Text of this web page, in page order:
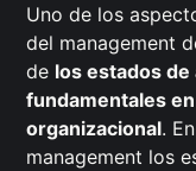
Uno de los
del management
de los estados
fundamentales
organizacional.
management los